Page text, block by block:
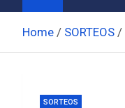
Home SORTEOS
SORTEOS